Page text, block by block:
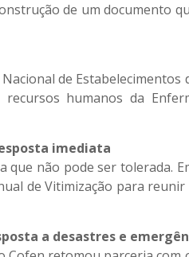
de um documento
de
humanos da
imediata
que não pode ser tolerada.
de Vitimização para
a desastres e